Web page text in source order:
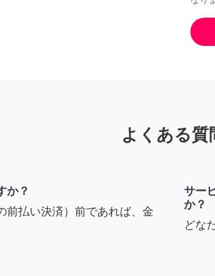
よくある質
か？
前払い決済）前であれば、金
サー
か？
どな